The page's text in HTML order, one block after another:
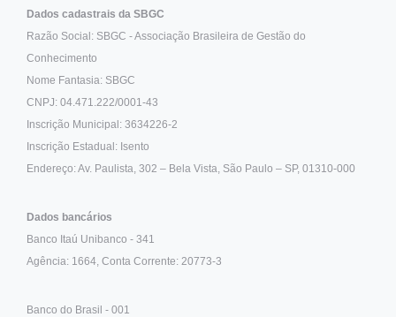
Dados cadastrais da SBGC
Razão Social: SBGC - Associação Brasileira de Gestão do
Conhecimento
Nome Fantasia: SBGC
CNPJ: 04.471.222/0001-43
Inscrição Municipal: 3634226-2
Inscrição Estadual: Isento
Endereço: Av. Paulista, 302 – Bela Vista, São Paulo – SP, 01310-000
Dados bancários
Banco Itaú Unibanco - 341
Agência: 1664, Conta Corrente: 20773-3
Banco do Brasil - 001